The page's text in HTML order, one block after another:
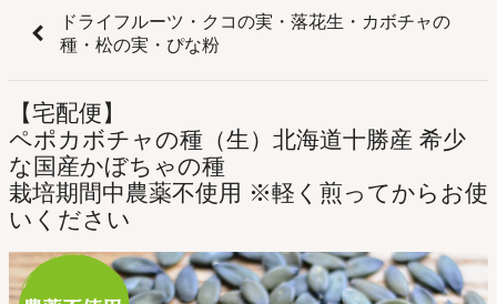
ドライフルーツ・クコの実・落花生・カボチャの
種・松の実・ぴな粉
【宅配便】
ペポカボチャの種（生）北海道十勝産 希少
な国産かぼちゃの種
栽培期間中農薬不使用 ※軽く煎ってからお使
いください